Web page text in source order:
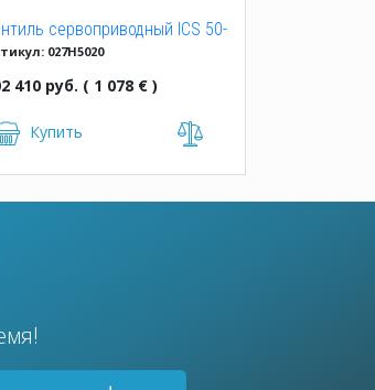
сервоприводный ICS 50-
D
027H5020
410 руб. ( 1 078 € )
Купить